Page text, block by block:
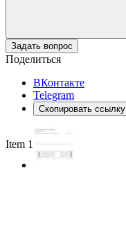
Задать вопрос
Поделиться
ВКонтакте
Telegram
Скопировать ссылку
Item 1 of 2